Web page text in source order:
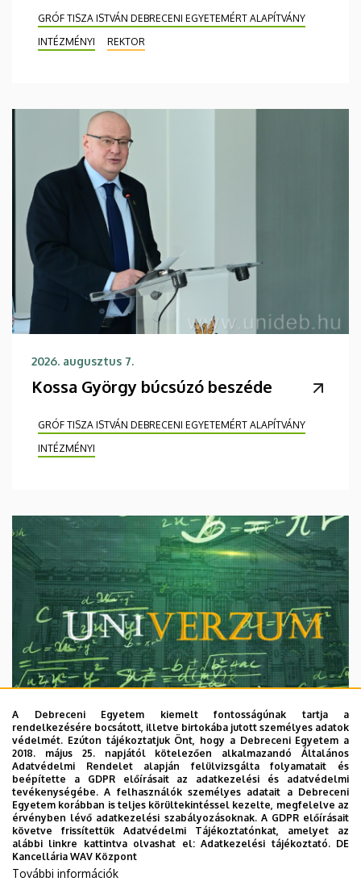
GRÓF TISZA ISTVÁN DEBRECENI EGYETEMÉRT ALAPÍTVÁNY
INTÉZMÉNYI
REKTOR
2026. augusztus 7.
Kossa György búcsúzó beszéde
GRÓF TISZA ISTVÁN DEBRECENI EGYETEMÉRT ALAPÍTVÁNY
INTÉZMÉNYI
2026. augusztus 7.
Univerzum: A Debreceni Egyetem
titkos receptjei
KUTATÁS TUDOMÁNY
A Debreceni Egyetem kiemelt fontosságúnak tartja a
rendelkezésére bocsátott, illetve birtokába jutott személyes adatok
védelmét. Ezúton tájékoztatjuk Önt, hogy a Debreceni Egyetem a
2018. május 25. napjától kötelezően alkalmazandó Általános
Adatvédelmi Rendelet alapján felülvizsgálta folyamatait és
beépítette a GDPR előírásait az adatkezelési és adatvédelmi
tevékenységébe. A felhasználók személyes adatait a Debreceni
Egyetem korábban is teljes körültekintéssel kezelte, megfelelve az
érvényben lévő adatkezelési szabályozásoknak. A GDPR előírásait
követve frissítettük Adatvédelmi Tájékoztatónkat, amelyet az
alábbi linkre kattintva olvashat el:Adatkezelési tájékoztató. DE
Kancellária WAV Központ
További információk